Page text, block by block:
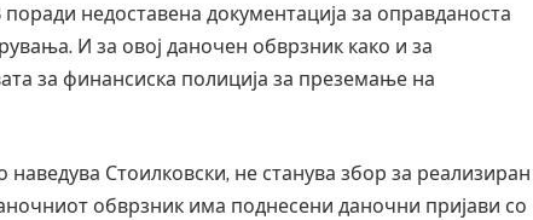
недоставена документација за оправданоста
И за овој даночен обврзник како и за
за финансиска полиција за преземање на
Стоилковски, не станува збор за реализиран
обврзник има поднесени даночни пријави со